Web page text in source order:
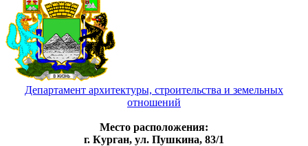
Департамент архитектуры, строительства и земельных
отношений
Место расположения:
г. Курган, ул. Пушкина, 83/1